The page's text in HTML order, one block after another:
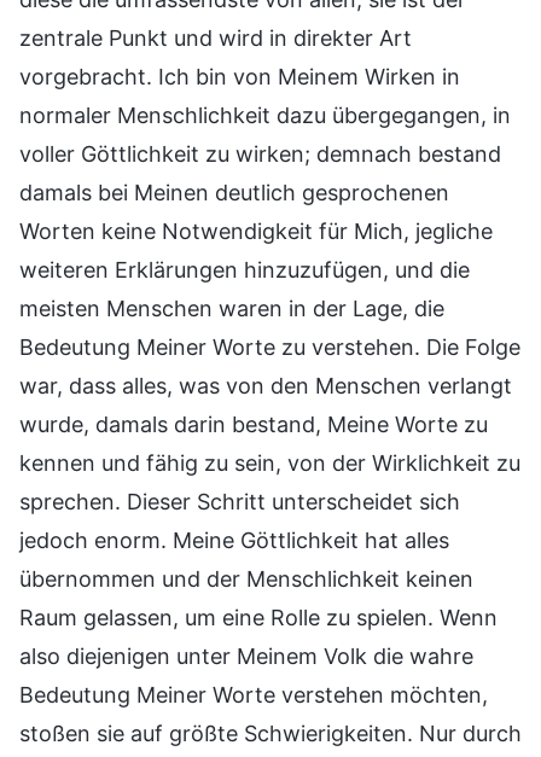
zentrale Punkt und wird in direkter Art
vorgebracht. Ich bin von Meinem Wirken in
normaler Menschlichkeit dazu übergegangen, in
voller Göttlichkeit zu wirken; demnach bestand
damals bei Meinen deutlich gesprochenen
Worten keine Notwendigkeit für Mich, jegliche
weiteren Erklärungen hinzuzufügen, und die
meisten Menschen waren in der Lage, die
Bedeutung Meiner Worte zu verstehen. Die Folge
war, dass alles, was von den Menschen verlangt
wurde, damals darin bestand, Meine Worte zu
kennen und fähig zu sein, von der Wirklichkeit zu
sprechen. Dieser Schritt unterscheidet sich
jedoch enorm. Meine Göttlichkeit hat alles
übernommen und der Menschlichkeit keinen
Raum gelassen, um eine Rolle zu spielen. Wenn
also diejenigen unter Meinem Volk die wahre
Bedeutung Meiner Worte verstehen möchten,
stoßen sie auf größte Schwierigkeiten. Nur durch